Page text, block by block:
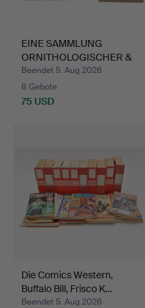
EINE SAMMLUNG
ORNITHOLOGISCHER &
ÄHNLICHER…
Beendet 5. Aug 2026
8 Gebote
75 USD
Die Comics Western,
Buffalo Bill, Frisco K…
Beendet 5. Aug 2026